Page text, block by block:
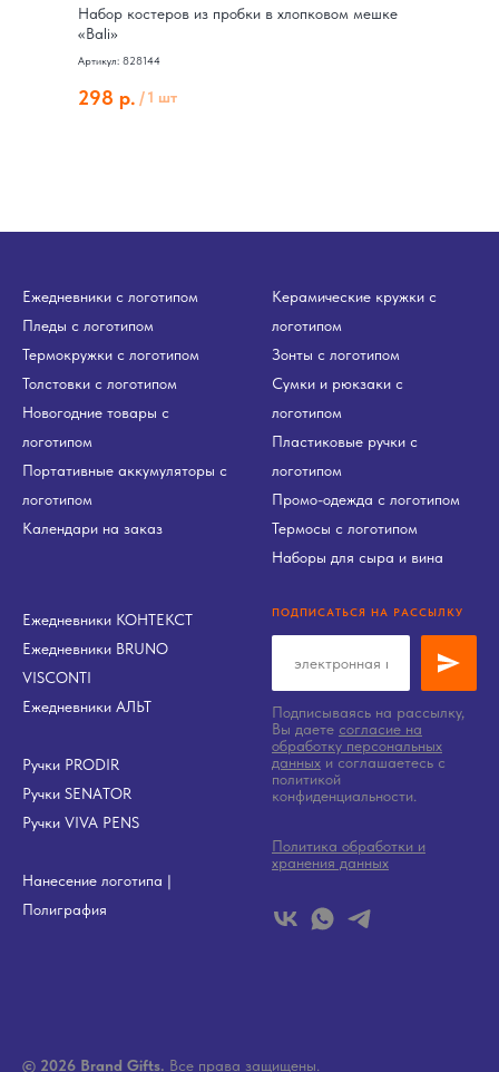
Набор костеров из пробки в хлопковом мешке
«Bali»
Артикул: 828144
298 р. /1 шт
Ежедневники с логотипом
Пледы с логотипом
Термокружки с логотипом
Толстовки с логотипом
Новогодние товары с
логотипом
Портативные аккумуляторы с
логотипом
Календари на заказ
Керамические кружки с
логотипом
Зонты с логотипом
Сумки и рюкзаки с
логотипом
Пластиковые ручки с
логотипом
Промо-одежда с логотипом
Термосы с логотипом
Наборы для сыра и вина
Ежедневники КОНТЕКСТ
Ежедневники BRUNO
VISCONTI
Ежедневники АЛЬТ
Ручки PRODIR
Ручки SENATOR
Ручки VIVA PENS
Нанесение логотипа |
Полиграфия
ПОДПИСАТЬСЯ НА РАССЫЛКУ
Подписываясь на рассылку,
Вы даете согласие на
обработку персональных
данных и соглашаетесь c
политикой
конфиденциальности.
Политика обработки и
хранения данных
© 2026 Brand Gifts. Все права защищены.